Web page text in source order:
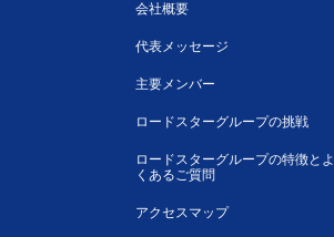
会社概要
代表メッセージ
主要メンバー
ロードスターグループの挑戦
ロードスターグループの特徴とよ
くあるご質問
アクセスマップ